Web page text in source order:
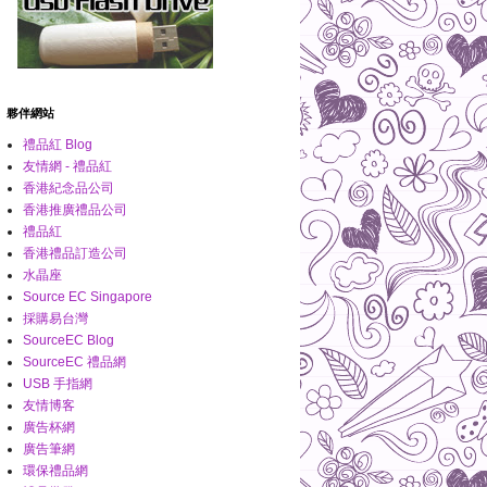
夥伴網站
禮品紅 Blog
友情網 - 禮品紅
香港紀念品公司
香港推廣禮品公司
禮品紅
香港禮品訂造公司
水晶座
Source EC Singapore
採購易台灣
SourceEC Blog
SourceEC 禮品網
USB 手指網
友情博客
廣告杯網
廣告筆網
環保禮品網